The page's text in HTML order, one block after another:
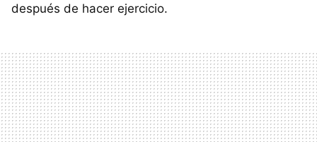
después de hacer ejercicio.